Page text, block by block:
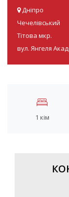
Дніпро
Чечелівський
Тітова мкр.
вул. Янгеля
1 кім